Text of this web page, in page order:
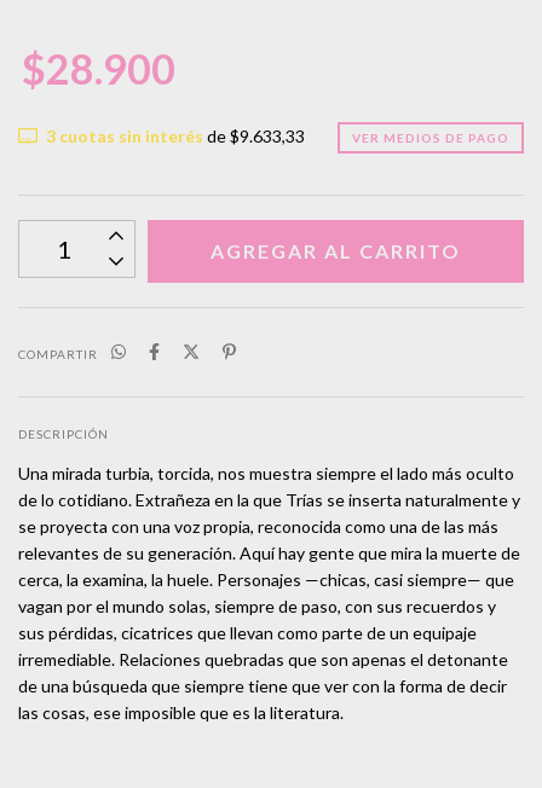
$28.900
3cuotas sin interés de$9.633,33 VER MEDIOS DE PAGO
COMPARTIR
DESCRIPCIÓN
Una mirada turbia, torcida, nos muestra siempre el lado más oculto
de lo cotidiano. Extrañeza en la que Trías se inserta naturalmente y
se proyecta con una voz propia, reconocida como una de las más
relevantes de su generación. Aquí hay gente que mira la muerte de
cerca, la examina, la huele. Personajes —chicas, casi siempre— que
vagan por el mundo solas, siempre de paso, con sus recuerdos y
sus pérdidas, cicatrices que llevan como parte de un equipaje
irremediable. Relaciones quebradas que son apenas el detonante
de una búsqueda que siempre tiene que ver con la forma de decir
las cosas, ese imposible que es la literatura.